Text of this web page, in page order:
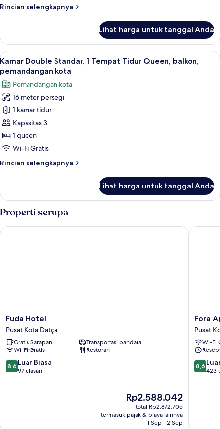
pemandangan
Suit)
Rincian selengkapnya
Rincian
Suite
Keluarga,
2
kamar
tidur,
balkon,
pemandangan
kota
(Cumbalı
Suit)
Lihat harga untuk tanggal Anda
Lihat
semua
foto
untuk
Kamar
Double
Standar,
1
Tempat
Queen,
kota
Kamar Double Standar, 1 Tempat
5
Kamar Double Standar, 1 Tempat Tidur Queen, balkon,
pemandangan kota
Pemandangan kota
16 meter persegi
1 kamar tidur
Kapasitas 3
1 queen
Wi-Fi Gratis
Rincian selengkapnya
Rincian
Kamar
Double
Standar,
Tempat
Lihat harga untuk tanggal Anda
Properti serupa
Fuda
Hotel
Pusat
Kota
Datça
Fuda Hotel
Pusat Kota Datça
Gratis Sarapan
Transportasi bandara
Wi-Fi Gratis
Restoran
8.6
dari
8,6 Luar Biasa
97 ulasan
Harga
sekarang
Rp2.588.042
Rp2.588.042
total Rp2.872.705
termasuk pajak & biaya lainnya
1 Sep - 2 Sep
Fuda Hotel
Fora
Apart
Hotel
Pusat
Kota
Datça
Fora
Pusat
Wi-Fi
8.6
dari
8,6
423
Fora